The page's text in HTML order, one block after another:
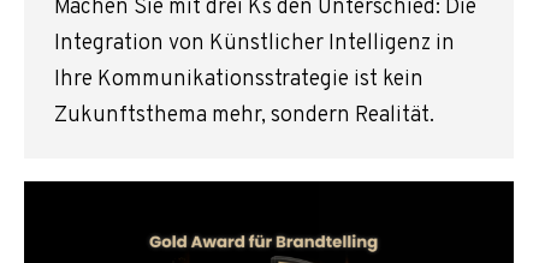
Machen Sie mit drei Ks den Unterschied: Die
Integration von Künstlicher Intelligenz in
Ihre Kommunikationsstrategie ist kein
Zukunftsthema mehr, sondern Realität.